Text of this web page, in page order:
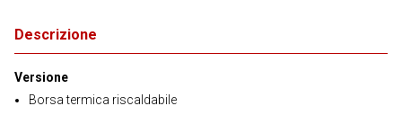
Descrizione
Versione
Borsa termica riscaldabile